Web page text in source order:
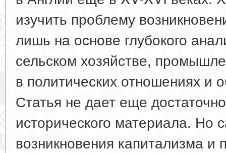
изучить проблему
лишь на основе глубокого
сельском хозяйстве,
в политических отношениях и
Статья не дает еще
исторического материала. Но
возникновения капитализма и